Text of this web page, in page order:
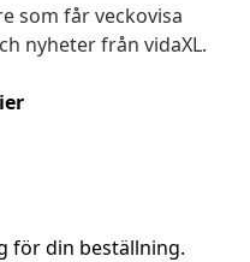
som får veckovisa
nyheter från vidaXL.
för din beställning.